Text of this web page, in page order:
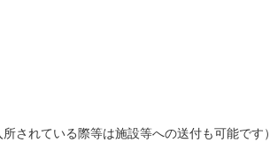
されている際等は施設等への送付も可能です）